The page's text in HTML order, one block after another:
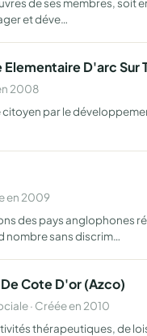
de ses membres, soit
et déve…
D'arc Sur
2008
par le
en 2009
des pays anglophones
nombre sans discrim…
Cote D'or (Azco)
· Créée en 2010
thérapeutiques, de